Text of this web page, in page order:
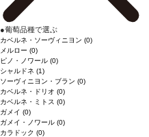
●葡萄品種で選ぶ
カベルネ・ソーヴィニヨン (0)
メルロー (0)
ピノ・ノワール (0)
シャルドネ (1)
ソーヴィニヨン・ブラン (0)
カベルネ・ドリオ (0)
カベルネ・ミトス (0)
ガメイ (0)
ガメイ・ノワール (0)
カラドック (0)